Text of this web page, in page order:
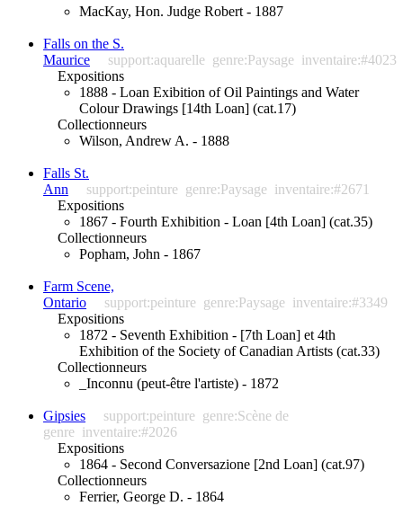
MacKay, Hon. Judge Robert - 1887
Falls on the S.
Maurice
support:aquarelle genre:Paysage inventaire:#4023
Expositions
1888 - Loan Exibition of Oil Paintings and Water
Colour Drawings [14th Loan] (cat.17)
Collectionneurs
Wilson, Andrew A. - 1888
Falls St.
Ann
support:peinture genre:Paysage inventaire:#2671
Expositions
1867 - Fourth Exhibition - Loan [4th Loan] (cat.35)
Collectionneurs
Popham, John - 1867
Farm Scene,
Ontario
support:peinture genre:Paysage inventaire:#3349
Expositions
1872 - Seventh Exhibition - [7th Loan] et 4th
Exhibition of the Society of Canadian Artists (cat.33)
Collectionneurs
_Inconnu (peut-être l'artiste) - 1872
Gipsies support:peinture genre:Scène de
genre inventaire:#2026
Expositions
1864 - Second Conversazione [2nd Loan] (cat.97)
Collectionneurs
Ferrier, George D. - 1864